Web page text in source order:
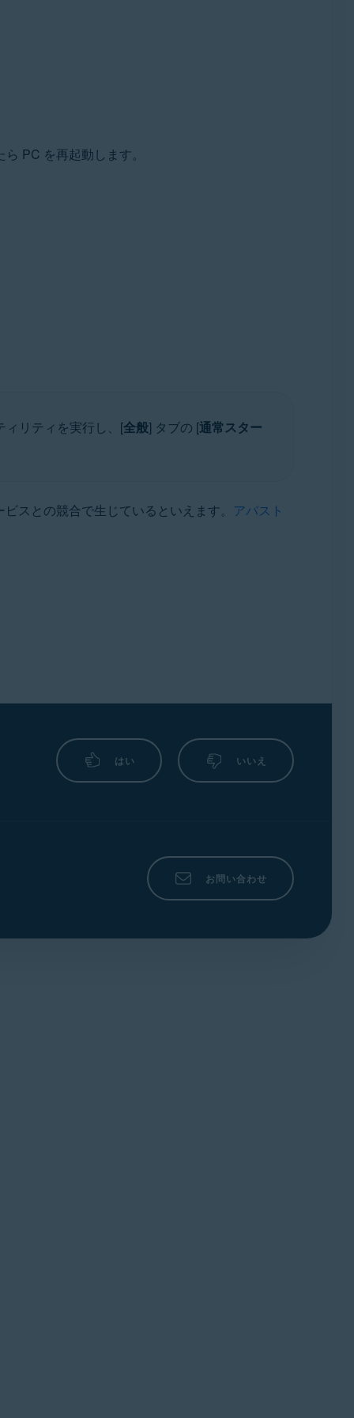
PC を再起動します。
ィリティを実行し、[全般] タブの [通常スター
スとの競合で生じているといえます。 アバスト
はい いいえ
お問い合わせ